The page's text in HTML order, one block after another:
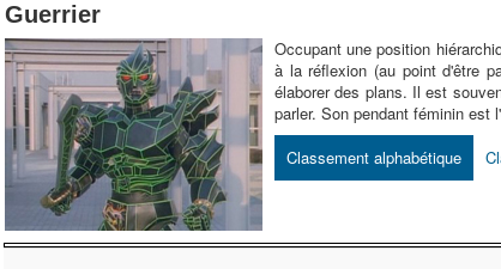
Guerrier
Occupant une position
à la réflexion (au point d'être
élaborer des plans. Il est
parler. Son pendant féminin est l'
Classement alphabétique